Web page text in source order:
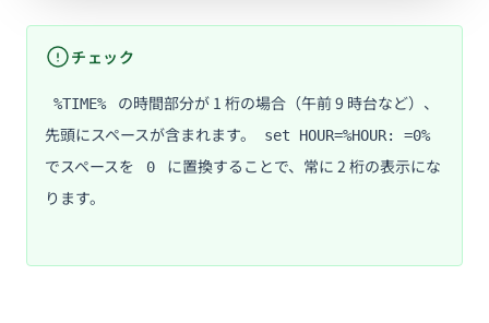
チェック
%TIME%
の時間部分が 1 桁の場合（午前 9 時台など）、
先頭にスペースが含まれます。
set HOUR=%HOUR: =0%
でスペースを 0
に置換することで、常に 2 桁の表示にな
ります。